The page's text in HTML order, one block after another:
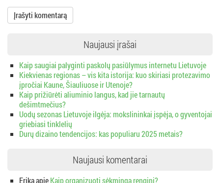
Naujausi įrašai
Kaip saugiai palyginti paskolų pasiūlymus internetu Lietuvoje
Kiekvienas regionas – vis kita istorija: kuo skiriasi protezavimo
įpročiai Kaune, Šiauliuose ir Utenoje?
Kaip prižiūrėti aliuminio langus, kad jie tarnautų
dešimtmečius?
Uodų sezonas Lietuvoje ilgėja: mokslininkai įspėja, o gyventojai
griebiasi tinklelių
Durų dizaino tendencijos: kas populiaru 2025 metais?
Naujausi komentarai
ErikaapieKaip organizuoti sėkmingą renginį?